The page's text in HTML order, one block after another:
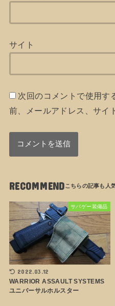
サイト
次回のコメントで使用す
前、メールアドレス、サイ
RECOMMEND
サバゲー装備品
2022.03.12
WARRIOR ASSAULT SYSTEMS
ユニバーサルホルスター